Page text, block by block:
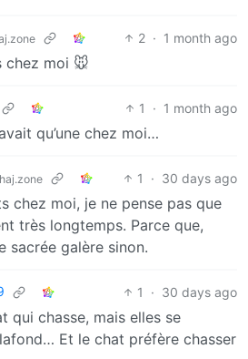
2 · 1 month ago
chez moi 🐭
1 · 1 month ago
qu’une chez moi…
1 · 30 days ago
chez moi, je ne pense pas que
très longtemps. Parce que,
sacrée galère sinon.
1 · 30 days ago
qui chasse, mais elles se
Et le chat préfère chasser